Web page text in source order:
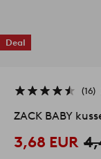
Deal
16
ZACK BABY
3,68 EUR